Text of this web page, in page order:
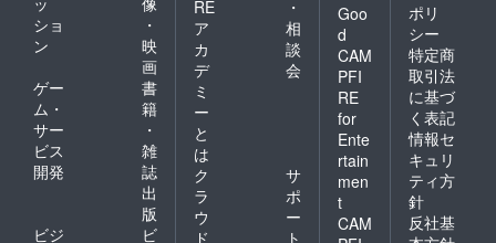
ショ
ン
・
映
画
ゲー
ム・
サー
ビス
開発
書
籍
・
雑
誌
出
版
ビジ
ビ
RE
ア
カ
デ
ミ
ー
と
は
・
相
談
会
ク
ラ
ウ
ド
サ
ポ
ー
ト
Goo
d
CAM
PFI
RE
for
Ente
rtain
men
t
CAM
ポリ
シー
特定商
取引法
に基づ
く表記
情報セ
キュリ
ティ方
針
反社基